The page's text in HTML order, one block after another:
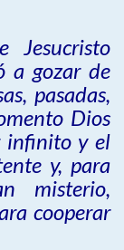
Jesucristo
a gozar de
pasadas,
Dios
infinito y el
y, para
misterio,
cooperar